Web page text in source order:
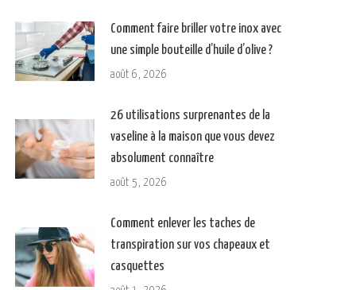
Comment faire briller votre inox avec
une simple bouteille d’huile d’olive ?
août 6, 2026
26 utilisations surprenantes de la
vaseline à la maison que vous devez
absolument connaître
août 5, 2026
Comment enlever les taches de
transpiration sur vos chapeaux et
casquettes